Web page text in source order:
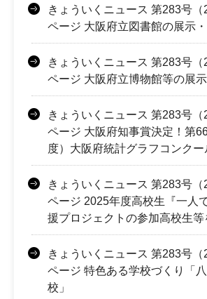
きょういくニュース 第283号
ページ 大阪府立図書館の展示
きょういくニュース 第283号
ページ 大阪府立博物館等の展
きょういくニュース 第283号
ページ 大阪府知事賞決定！第
度）大阪府統計グラフコンクー
きょういくニュース 第283号
ページ 2025年度高校生『一人
援プロジェクトの参加高校生等
きょういくニュース 第283号
ページ 特色ある学校づくり「
校」